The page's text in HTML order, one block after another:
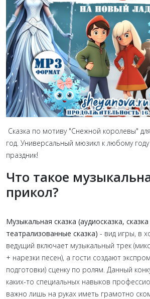
Сказка по мотиву "Снежной королевы"
год. Универсальный мюзикл к любому
праздник!
Что такое
прикол?
Музыкальная сказка (аудиосказка,
театрализованные сказка) - вид игры, в
ведущий включает музыкальный трек
+ нарезки песен), а гости создают
подготовки) сценку по ролям. Данный
каких-то специальных навыков
важно лишь на руках иметь грамотно